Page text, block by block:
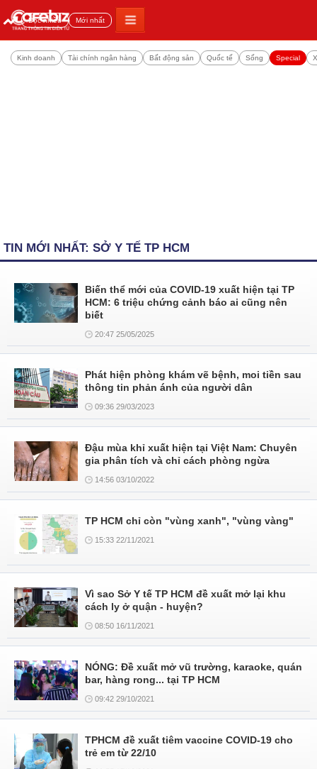
Đọc nhiều Mới nhất
Kinh doanh Tài chính ngân hàng Bất động sản Quốc tế Sống Special
TIN MỚI NHẤT: SỞ Y TẾ TP HCM
Biến thể mới của COVID-19 xuất hiện tại TP
HCM: 6 triệu chứng cảnh báo ai cũng nên
biết
20:47 25/05/2025
Phát hiện phòng khám vẽ bệnh, moi tiền sau
thông tin phản ánh của người dân
09:36 29/03/2023
Đậu mùa khỉ xuất hiện tại Việt Nam: Chuyên
gia phân tích và chỉ cách phòng ngừa
14:56 03/10/2022
TP HCM chỉ còn "vùng xanh", "vùng vàng"
15:33 22/11/2021
Vì sao Sở Y tế TP HCM đề xuất mở lại khu
cách ly ở quận - huyện?
08:50 16/11/2021
NÓNG: Đề xuất mở vũ trường, karaoke, quán
bar, hàng rong... tại TP HCM
09:42 29/10/2021
TPHCM đề xuất tiêm vaccine COVID-19 cho
trẻ em từ 22/10